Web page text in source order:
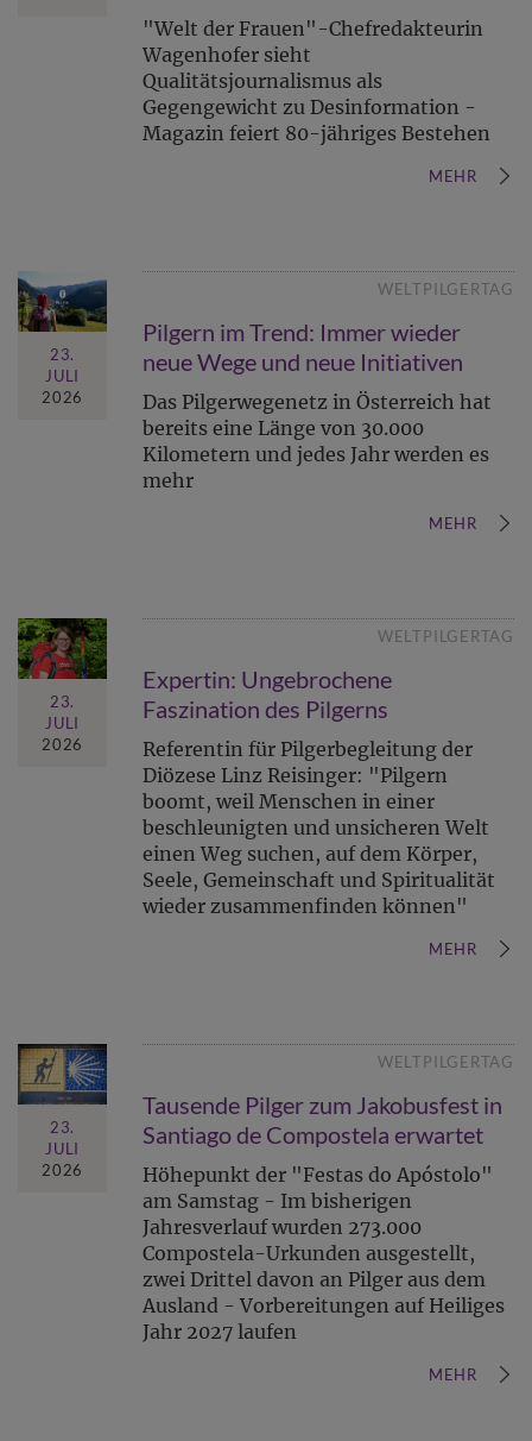
"Welt der Frauen"-Chefredakteurin
Wagenhofer sieht
Qualitätsjournalismus als
Gegengewicht zu Desinformation -
Magazin feiert 80-jähriges Bestehen
MEHR
23.
JULI
2026
WELTPILGERTAG
Pilgern im Trend: Immer wieder
neue Wege und neue Initiativen
Das Pilgerwegenetz in Österreich hat
bereits eine Länge von 30.000
Kilometern und jedes Jahr werden es
mehr
MEHR
23.
JULI
2026
WELTPILGERTAG
Expertin: Ungebrochene
Faszination des Pilgerns
Referentin für Pilgerbegleitung der
Diözese Linz Reisinger: "Pilgern
boomt, weil Menschen in einer
beschleunigten und unsicheren Welt
einen Weg suchen, auf dem Körper,
Seele, Gemeinschaft und Spiritualität
wieder zusammenfinden können"
MEHR
23.
JULI
2026
WELTPILGERTAG
Tausende Pilger zum Jakobusfest in
Santiago de Compostela erwartet
Höhepunkt der "Festas do Apóstolo"
am Samstag - Im bisherigen
Jahresverlauf wurden 273.000
Compostela-Urkunden ausgestellt,
zwei Drittel davon an Pilger aus dem
Ausland - Vorbereitungen auf Heiliges
Jahr 2027 laufen
MEHR